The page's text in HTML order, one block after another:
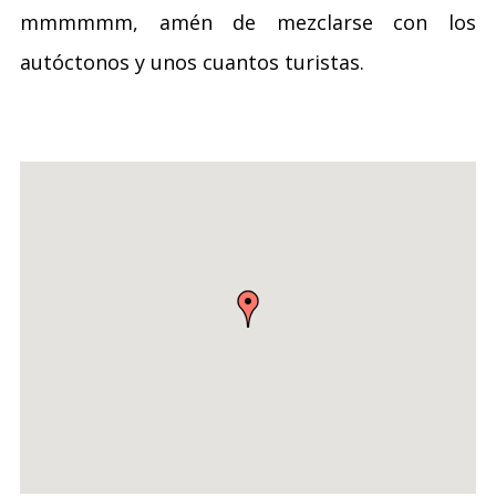
mmmmmm, amén de mezclarse con los
autóctonos y unos cuantos turistas.